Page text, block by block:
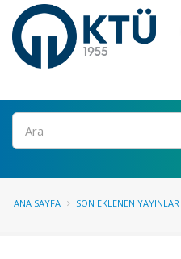
Ara
ANA SAYFA SON EKLENEN YAYINLAR